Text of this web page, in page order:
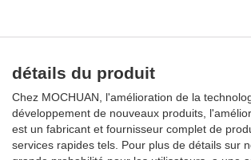
détails du produit
Chez MOCHUAN, l'amélioration de la
développement de nouveaux produits,
est un fabricant et fournisseur complet de
services rapides tels. Pour plus de détails sur